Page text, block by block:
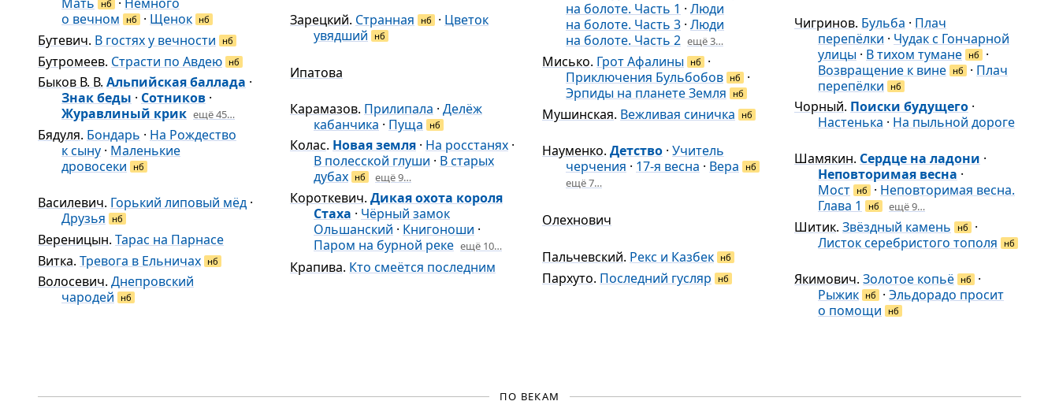
нб
о вечном
нб · Щенок нб
Бутевич. В гостях у вечности нб
Бутромеев. Страсти по Авдею нб
Быков В. В. Альпийская баллада ·
Знак беды · Сотников ·
Журавлиный крик ещё 45…
Бядуля. Бондарь · На Рождество
к сыну · Маленькие
дровосеки
нб
Василевич. Горький липовый мёд ·
Друзья
нб
Вереницын. Тарас на Парнасе
Витка. Тревога в Ельничах нб
Волосевич. Днепровский
чародей
нб
Зарецкий. Странная нб · Цветок
увядший
нб
Ипатова
Карамазов. Прилипала · Делёж
кабанчика · Пуща нб
Колас. Новая земля · На росстанях ·
В полесской глуши · В старых
дубах нб ещё 9…
Короткевич. Дикая охота короля
Стаха · Чёрный замок
Ольшанский · Книгоноши ·
Паром на бурной реке ещё 10…
Крапива. Кто смеётся последним
на болоте. Часть 1 · Люди
на болоте. Часть 3 · Люди
на болоте. Часть 2 ещё 3…
Мисько. Грот Афалины нб
·
Приключения Бульбобов нб
·
Эрпиды на планете Земля
нб
Мушинская. Вежливая синичка нб
Науменко. Детство · Учитель
черчения · 17-я весна · Вера нб
ещё 7…
Олехнович
Пальчевский. Рекс и Казбек нб
Пархуто. Последний гусляр нб
Чигринов. Бульба · Плач
перепёлки · Чудак с Гончарной
улицы · В тихом тумане нб
·
Возвращение к вине нб · Плач
перепёлки
нб
Чорный. Поиски будущего ·
Настенька · На пыльной дороге
Шамякин. Сердце на ладони ·
Неповторимая весна ·
Мост нб · Неповторимая весна.
Глава 1
нб ещё 9…
Шитик. Звёздный камень нб
·
Листок серебристого тополя
нб
Якимович. Золотое копьё нб
·
Рыжик нб · Эльдорадо просит
о помощи
нб
ПО ВЕКАМ